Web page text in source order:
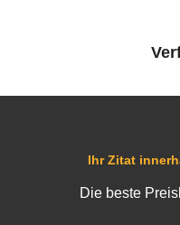
Ihr Zitat
Die beste